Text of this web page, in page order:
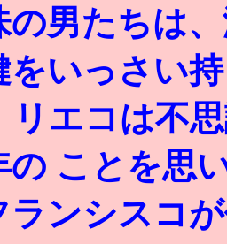
の男たちは
をいっさい
リエコは不
の ことを思
ランシスコ